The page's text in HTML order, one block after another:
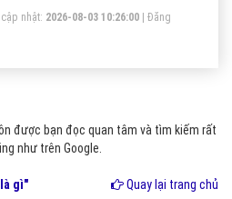
tiểu. Tiểu đường nếu không
biến chứng nguy hiểm tới sức
cập nhật: 2026-08-03 10:26:00
Đăng
được bạn đọc quan tâm và tìm kiếm rất
như trên Google.
gì" Quay lại trang chủ